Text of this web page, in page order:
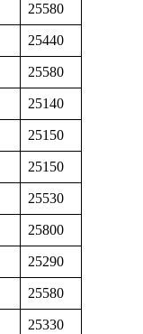
25580
25440
25580
25140
25150
25150
25530
25800
25290
25580
25330